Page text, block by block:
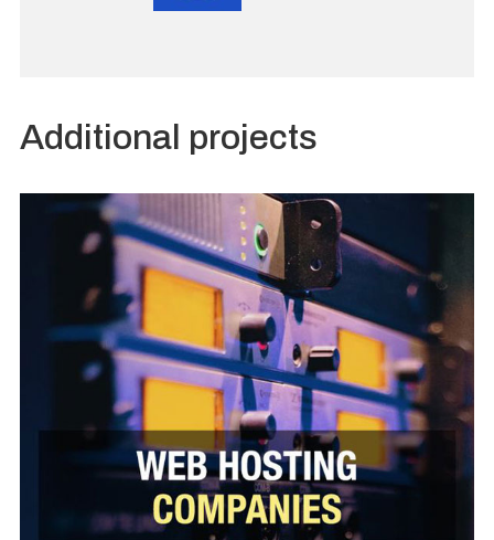
Additional projects